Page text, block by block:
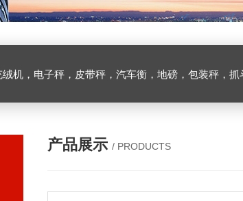
机，电子秤，皮带秤，汽车衡，地磅，包装秤，抓
产品展示 / PRODUCTS